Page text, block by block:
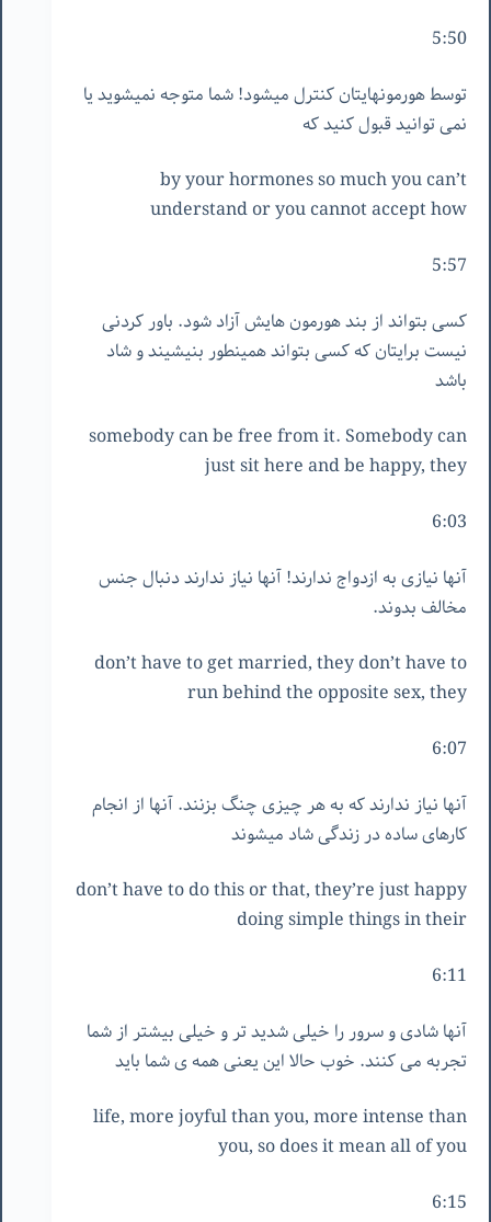
5:50
توسط هورمونهایتان کنترل میشود! شما متوجه نمیشوید یا
نمی توانید قبول کنید که
by your hormones so much you can’t
understand or you cannot accept how
5:57
کسی بتواند از بند هورمون هایش آزاد شود. باور کردنی
نیست برایتان که کسی بتواند همینطور بنیشیند و شاد
باشد
somebody can be free from it. Somebody can
just sit here and be happy, they
6:03
آنها نیازی به ازدواج ندارند! آنها نیاز ندارند دنبال جنس
مخالف بدوند.
don’t have to get married, they don’t have to
run behind the opposite sex, they
6:07
آنها نیاز ندارند که به هر چیزی چنگ بزنند. آنها از انجام
کارهای ساده در زندگی شاد میشوند
don’t have to do this or that, they’re just happy
doing simple things in their
6:11
آنها شادی و سرور را خیلی شدید تر و خیلی بیشتر از شما
تجربه می کنند. خوب حالا این یعنی همه ی شما باید
life, more joyful than you, more intense than
you, so does it mean all of you
6:15